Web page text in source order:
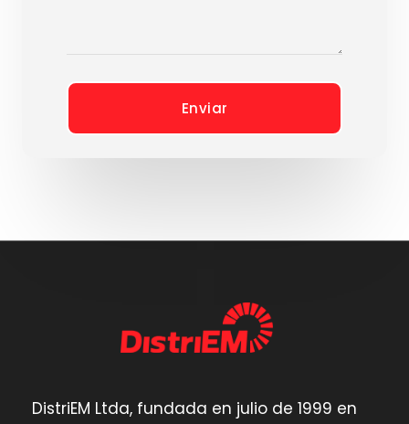
Enviar
DistriEM Ltda, fundada en julio de 1999 en